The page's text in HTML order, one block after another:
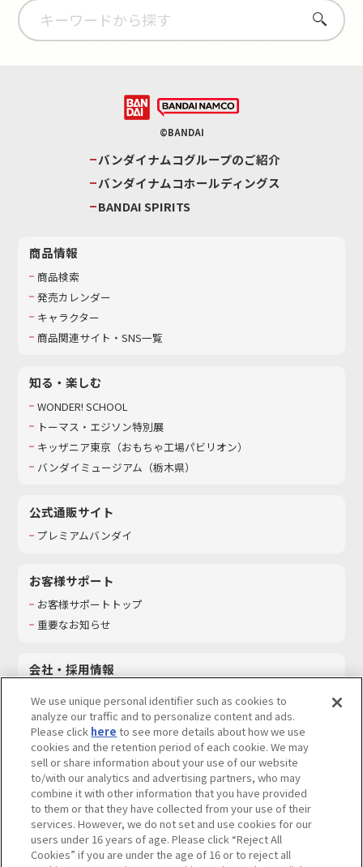
さがす
©BANDAI
バンダイナムコグループのご紹介
バンダイナムコホールディングス
BANDAI SPIRITS
商品情報
商品検索
発売カレンダー
キャラクター
商品関連サイト・SNS一覧
知る・楽しむ
WONDER! SCHOOL
トーマス・エジソン特別展
キッザニア東京（おもちゃ工場パビリオン）​
バンダイミュージアム（栃木県）
公式通販サイト
プレミアムバンダイ
お客様サポート
お客様サポートトップ
重要なお知らせ
会社・採用情報
採用情報
サステナビリティ
お問い合わせ
ウェブサイトご利用条件 ソーシャルメディアポリシー
個人情報及び特定個人情報等の取り扱いに関する保護方針
We use unique personal identifier such as cookies to
analyze our traffic and to personalize content and ads.
Please click here to see more details about how we use
cookies and the retention period of each cookie. We may
sell or share information about your use of our website
to/with our analytics and advertising partners, who may
combine it with other information that you have provided
to them or that they have collected from your use of their
services. However, we do not set and use cookies for our
users under 16 years of age. Please click “Reject All
Cookies” if you are under the age of 16 or to reject all